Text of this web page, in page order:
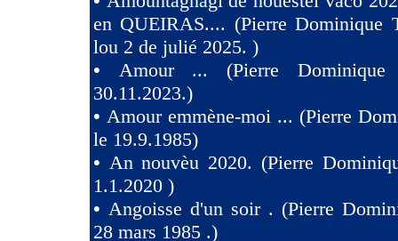
en QUEIRAS.... (Pierre Dominique
lou 2 de julié 2025. )
• Amour ... (Pierre Dominique
30.11.2023.)
• Amour emmène-moi ... (Pierre
le 19.9.1985)
• An nouvèu 2020. (Pierre
1.1.2020 )
• Angoisse d'un soir . (Pierre
28 mars 1985 .)